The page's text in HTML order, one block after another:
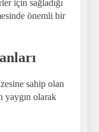
için sağladığı
önemli bir
sahip olan
yaygın olarak